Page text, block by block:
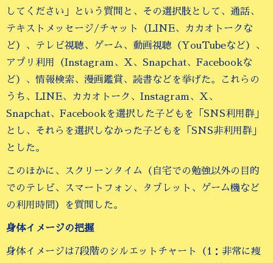
してください」という質問と、その選択肢として、通話、
テキストメッセージ/チャット（LINE、カカオトークな
ど）、テレビ視聴、ゲーム、動画視聴（YouTubeなど）、
アプリ利用（Instagram、X、Snapchat、Facebookな
ど）、情報検索、漫画鑑賞、読書などを挙げた。これらの
うち、LINE、カカオトーク、Instagram、X、
Snapchat、Facebookを選択した子どもを「SNS利用群」
とし、それらを選択しなかった子どもを「SNS非利用群」
とした。
このほかに、スクリーンタイム（自宅での勉強以外の目的
でのテレビ、スマートフォン、タブレット、ゲーム機など
の利用時間）を質問した。
身体イメージの把握
身体イメージは7段階のシルエットチャート（1：非常に痩